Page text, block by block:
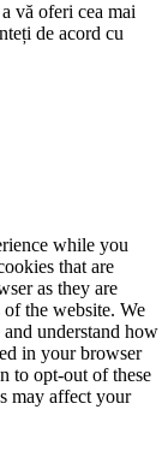
vă oferi cea mai
de acord cu
while you
that are
as they are
the website. We
understand how
in your browser
to opt-out of these
may affect your